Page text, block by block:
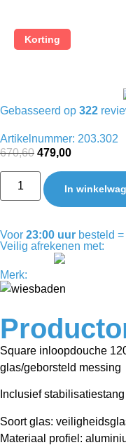
Korting
Gebasseerd op 322
Artikelnummer: 203.302
670,60 479,00
In
Voor 23:00 uur besteld =
Veilig afrekenen met:
Merk:
Square inloopdouche
glas/geborsteld messing
Inclusief
Soort glas:
Materiaal profiel: